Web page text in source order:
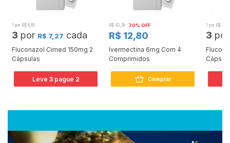
1 por R$ 8,65
3 por R$ 7,27 cada
Fluconazol Cimed 150mg 2
Cápsulas
Leve 3pague 2
R$ 42,39 70% OFF
R$ 12,80
Ivermectina 6mg Com 4
Comprimidos
Comprar
1 por R$
3